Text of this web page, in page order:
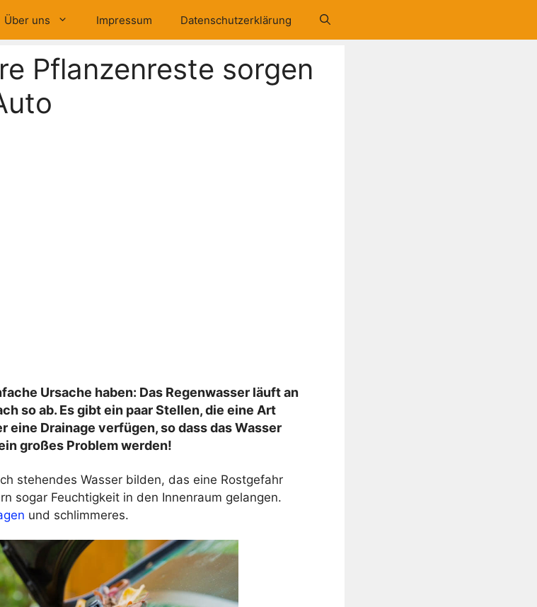
Über uns Impressum Datenschutzerklärung
Pflanzenreste sorgen
Ursache haben: Das Regenwasser läuft an
so ab. Es gibt ein paar Stellen, die eine Art
eine Drainage verfügen, so dass das Wasser
großes Problem werden!
stehendes Wasser bilden, das eine Rostgefahr
sogar Feuchtigkeit in den Innenraum gelangen.
und schlimmeres.